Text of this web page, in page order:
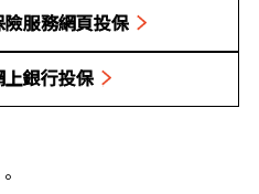
險服務網頁投保
上銀行投保
。